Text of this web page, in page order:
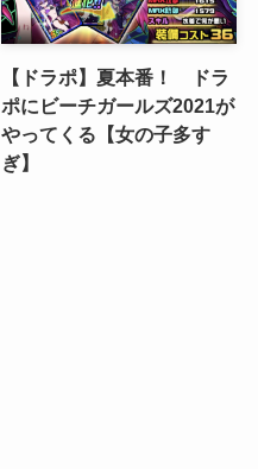
【ドラポ】夏本番！ ドラ
ポにビーチガールズ2021が
やってくる【女の子多す
ぎ】